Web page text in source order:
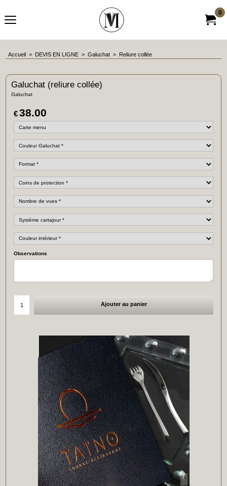
0
Accueil > DEVIS EN LIGNE > Galuchat > Reliure collée
Galuchat (reliure collée)
Galuchat
€38.00
Observations
Ajouter au panier